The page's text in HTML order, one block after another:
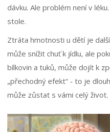
dávku. Ale problém není v
stole.
Ztráta hmotnosti u dětí je
může snížit chuť k jídlu, ale
bílkovin a tuků, může dojít k
„přechodný efekt“ - to je
může zůstat s vámi celý život.